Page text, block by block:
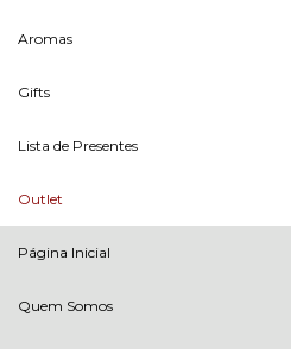
Aromas
Gifts
Lista de Presentes
Outlet
Página Inicial
Quem Somos